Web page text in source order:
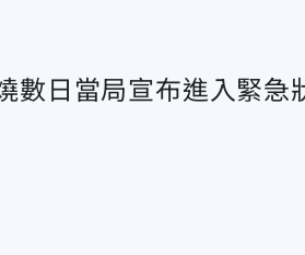
日當局宣布進入緊急